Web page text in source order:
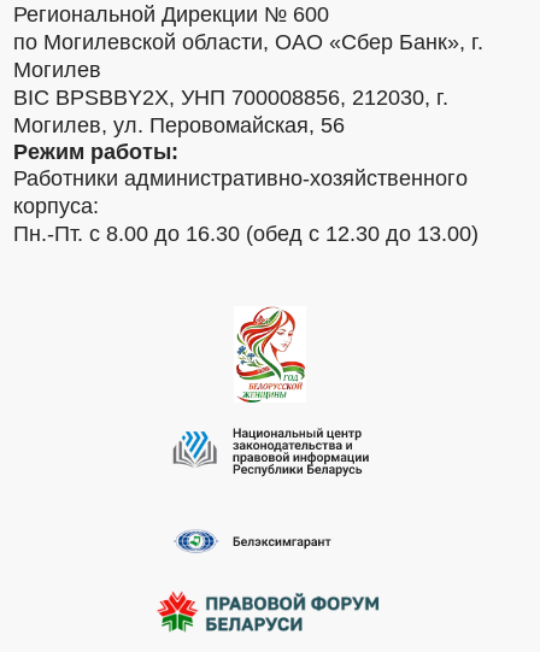
Региональной Дирекции № 600
по Могилевской области, ОАО «Сбер Банк», г.
Могилев
BIC BPSBBY2X, УНП 700008856, 212030, г.
Могилев, ул. Перовомайская, 56
Режим работы:
Работники административно-хозяйственного
корпуса:
Пн.-Пт. с 8.00 до 16.30 (обед с 12.30 до 13.00)